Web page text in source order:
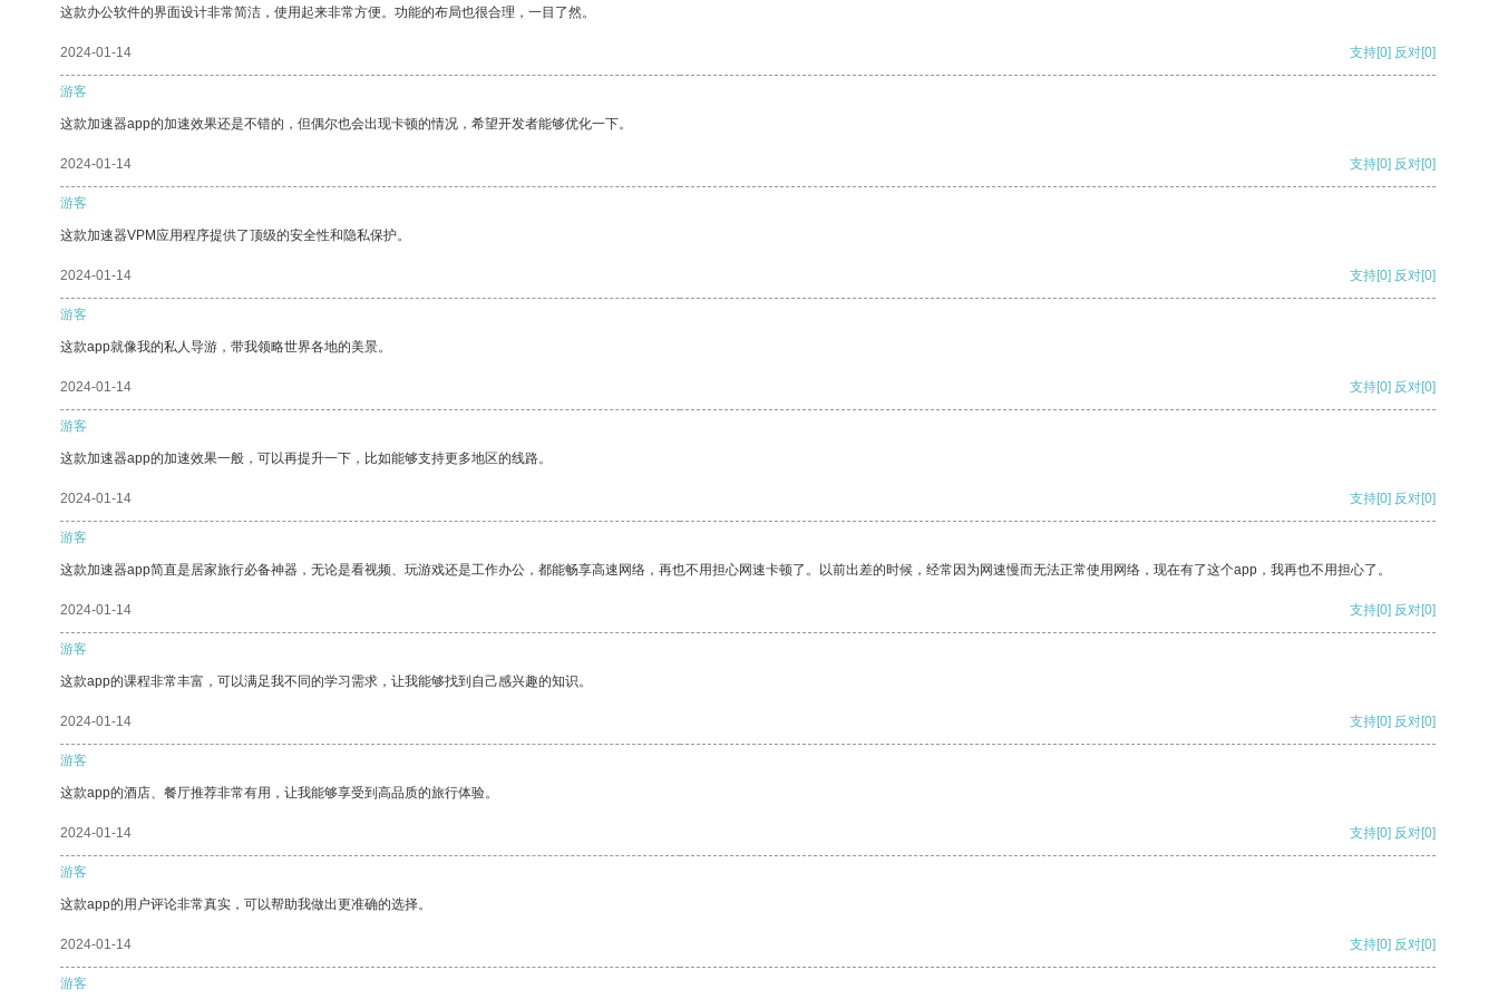
这款办公软件的界面设计非常简洁，使用起来非常方便。功能的布局也很合理，一目了然。
2024-01-14 支持[0] 反对[0]
游客
这款加速器app的加速效果还是不错的，但偶尔也会出现卡顿的情况，希望开发者能够优化一下。
2024-01-14 支持[0] 反对[0]
游客
这款加速器VPM应用程序提供了顶级的安全性和隐私保护。
2024-01-14 支持[0] 反对[0]
游客
这款app就像我的私人导游，带我领略世界各地的美景。
2024-01-14 支持[0] 反对[0]
游客
这款加速器app的加速效果一般，可以再提升一下，比如能够支持更多地区的线路。
2024-01-14 支持[0] 反对[0]
游客
这款加速器app简直是居家旅行必备神器，无论是看视频、玩游戏还是工作办公，都能畅享高速网络，再也不用担心网速卡顿了。以前出差的时候，经常因为网速慢而无法正常使用网络，现在有了这个app，我再也不用担心了。
2024-01-14 支持[0] 反对[0]
游客
这款app的课程非常丰富，可以满足我不同的学习需求，让我能够找到自己感兴趣的知识。
2024-01-14 支持[0] 反对[0]
游客
这款app的酒店、餐厅推荐非常有用，让我能够享受到高品质的旅行体验。
2024-01-14 支持[0] 反对[0]
游客
这款app的用户评论非常真实，可以帮助我做出更准确的选择。
2024-01-14 支持[0] 反对[0]
游客